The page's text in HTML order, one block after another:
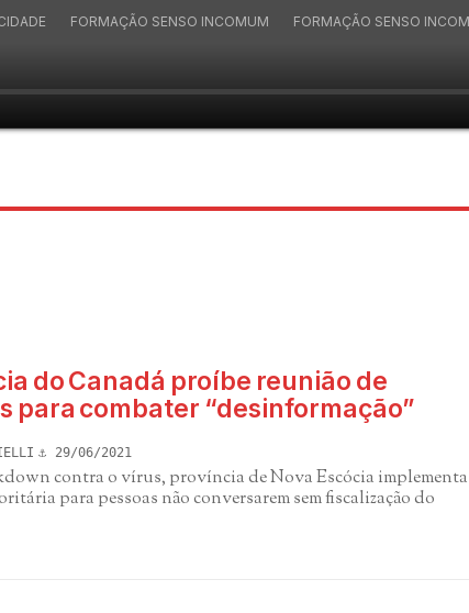
FORMAÇÃO SENSO INCOMUM FORMAÇÃO SENSO
do Canadá proíbe reunião de
para combater “desinformação”
29/06/2021
contra o vírus, província de Nova Escócia implementa
para pessoas não conversarem sem fiscalização do